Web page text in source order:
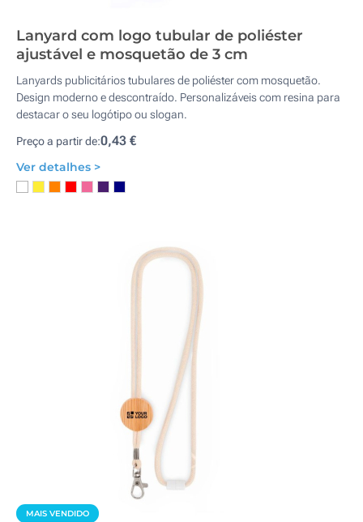
Lanyard com logo tubular de poliéster
ajustável e mosquetão de 3 cm
Lanyards publicitários tubulares de poliéster com mosquetão.
Design moderno e descontraído. Personalizáveis com resina para
destacar o seu logótipo ou slogan.
Preço a partir de:0,43 €
Ver detalhes >
MAIS VENDIDO